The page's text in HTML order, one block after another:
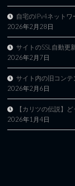
自宅のIPv4ネット
2026年2月28日
サイトのSSL自動更
2026年2月7日
サイト内の旧コン
2026年2月6日
【カリツの伝説】
2026年1月4日